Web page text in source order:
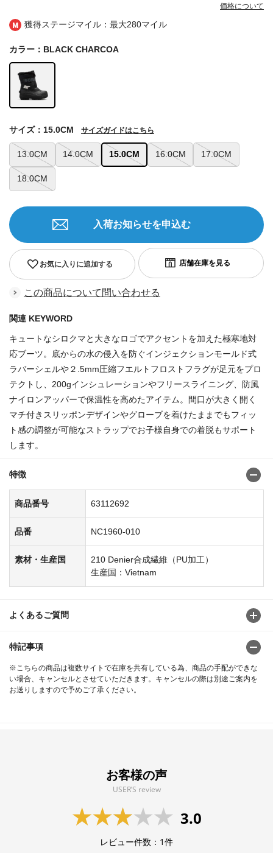
獲得ステージマイル：最大280マイル
価格について
カラー：BLACK CHARCOA
13.0CM 14.0CM 15.0CM 16.0CM 17.0CM
18.0CM
サイズ：15.0CM サイズガイドはこちら
お気に入りに追加する
入荷お知らせを申込む
この商品について問い合わせる
関連 KEYWORD
キュートなシロクマと大きなロゴでアクセントを加えた極寒地対
応ブーツ。底からの水の侵入を防ぐインジェクションモールド式
ラバーシェルや２.5mm圧縮フエルトフロストフラグが足元をプロ
テクトし、200gインシュレーションやフリースライニング、防風
ナイロンアッパーで保温性を高めたアイテム。間口が大きく開く
マチ付きスリッポンデザインやグローブを着けたままでもフィッ
ト感の調整が可能なストラップでお子様自身での着脱もサポート
します。
特徴
商品番号 63112692
品番 NC1960-010
素材・生産国
210 Denier合成繊維（PU加工）
生産国：Vietnam
よくあるご質問
特記事項
※こちらの商品は複数サイトで在庫を共有している為、商品の手配ができな
い場合、キャンセルとさせていただきます。キャンセルの際は別途ご案内を
お送りしますので予めご了承ください。
お客様の声
USER’S review
3.0
レビュー件数： 1件